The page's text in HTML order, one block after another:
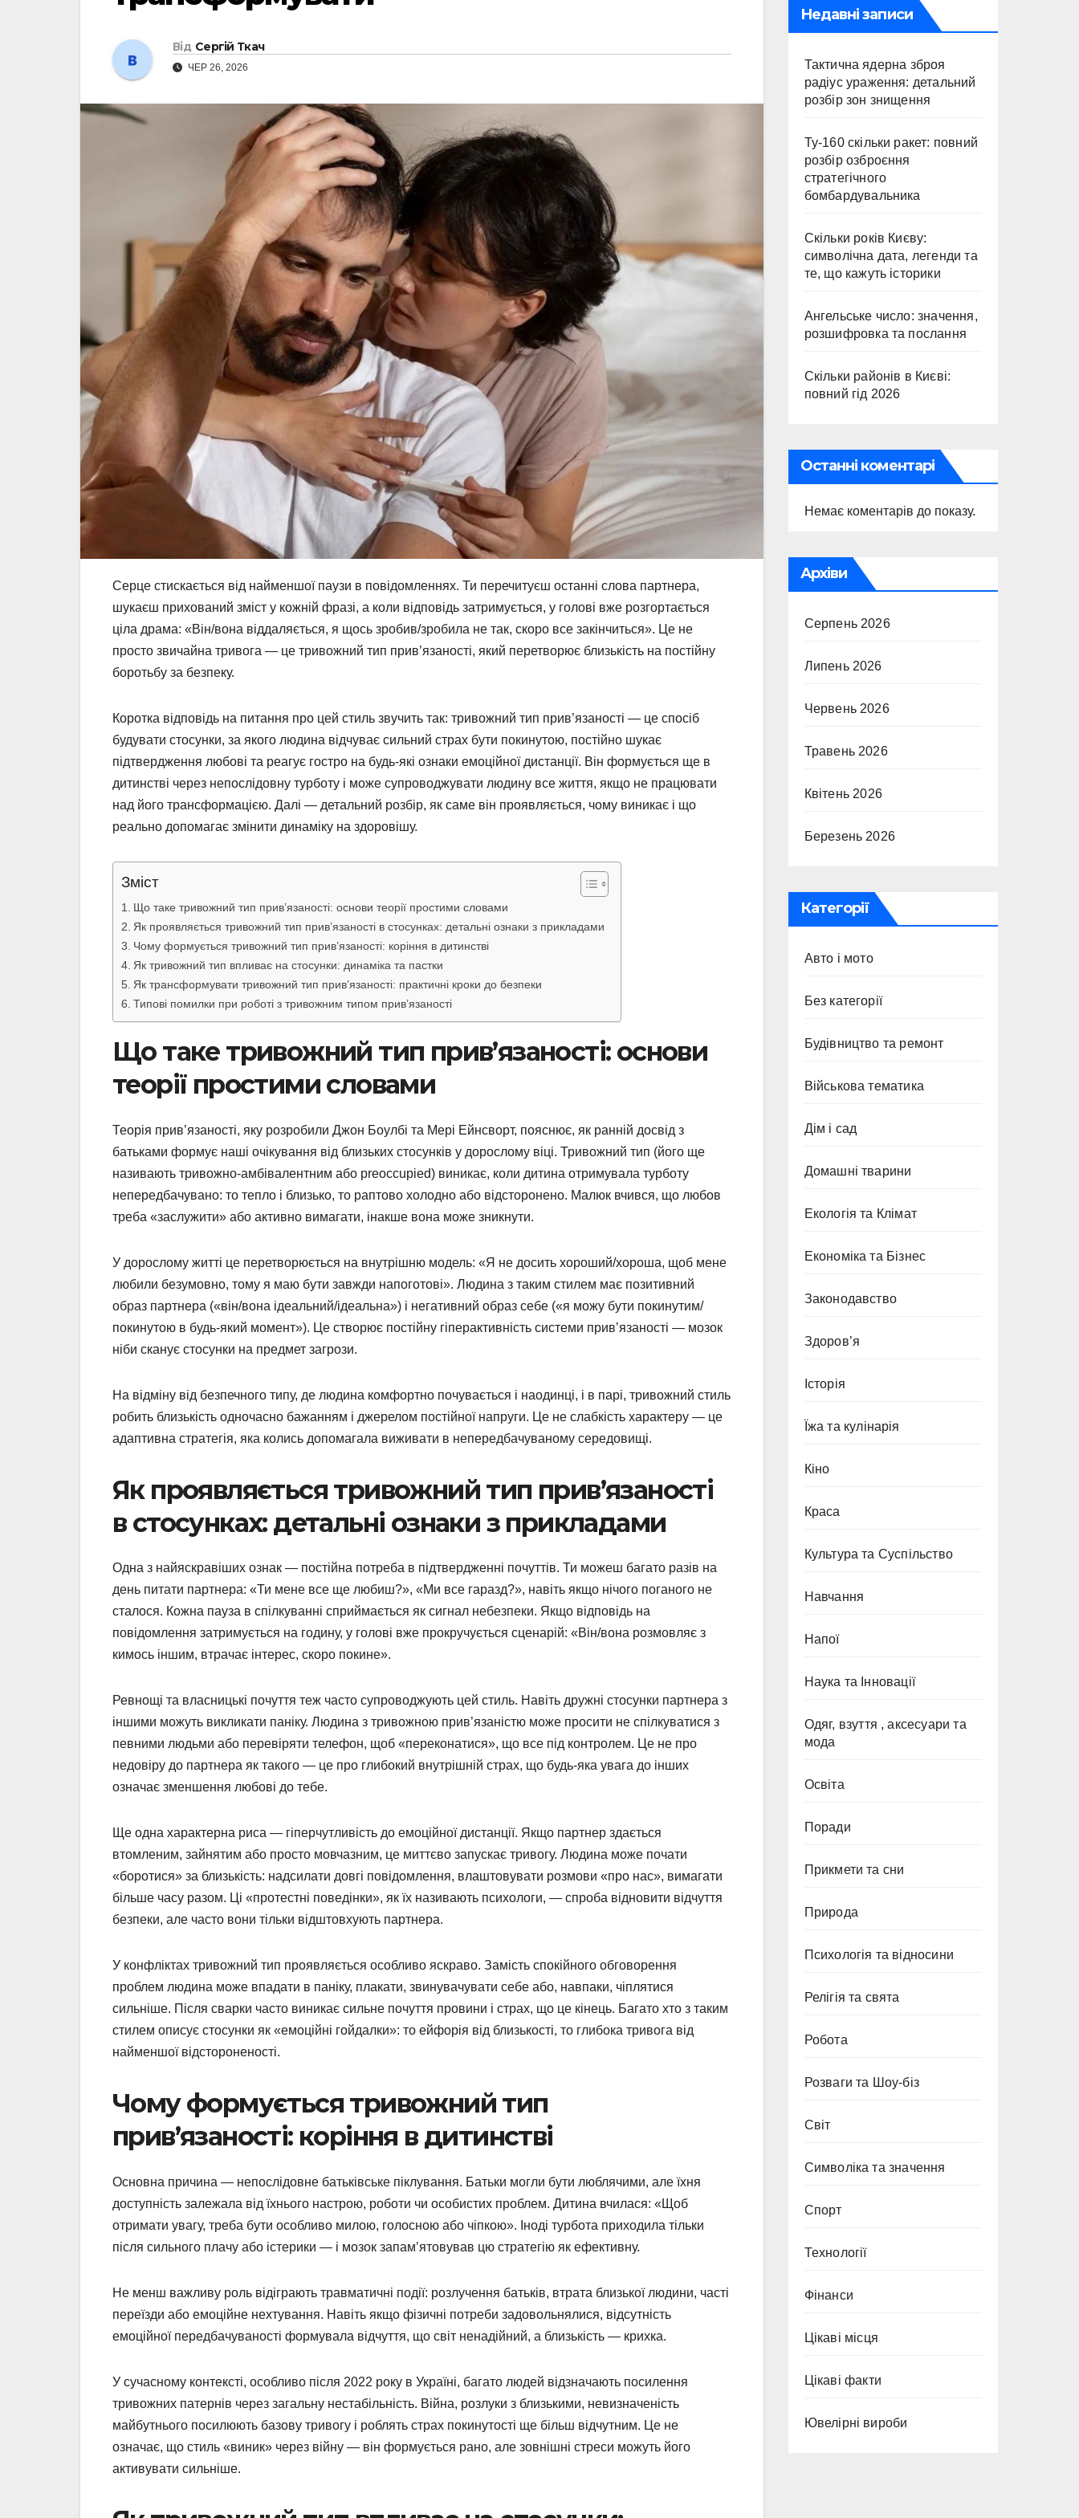
Від Сергій Ткач
ЧЕР 26, 2026
Серце стискається від найменшої паузи в повідомленнях. Ти перечитуєш останні слова партнера,
шукаєш прихований зміст у кожній фразі, а коли відповідь затримується, у голові вже розгортається
ціла драма: «Він/вона віддаляється, я щось зробив/зробила не так, скоро все закінчиться». Це не
просто звичайна тривога — це тривожний тип прив’язаності, який перетворює близькість на постійну
боротьбу за безпеку.
Коротка відповідь на питання про цей стиль звучить так: тривожний тип прив’язаності — це спосіб
будувати стосунки, за якого людина відчуває сильний страх бути покинутою, постійно шукає
підтвердження любові та реагує гостро на будь-які ознаки емоційної дистанції. Він формується ще в
дитинстві через непослідовну турботу і може супроводжувати людину все життя, якщо не працювати
над його трансформацією. Далі — детальний розбір, як саме він проявляється, чому виникає і що
реально допомагає змінити динаміку на здоровішу.
Зміст
Що таке тривожний тип прив’язаності: основи теорії простими словами
Як проявляється тривожний тип прив’язаності в стосунках: детальні ознаки з прикладами
Чому формується тривожний тип прив’язаності: коріння в дитинстві
Як тривожний тип впливає на стосунки: динаміка та пастки
Як трансформувати тривожний тип прив’язаності: практичні кроки до безпеки
Типові помилки при роботі з тривожним типом прив’язаності
Що таке тривожний тип прив’язаності: основи
теорії простими словами
Теорія прив’язаності, яку розробили Джон Боулбі та Мері Ейнсворт, пояснює, як ранній досвід з
батьками формує наші очікування від близьких стосунків у дорослому віці. Тривожний тип (його ще
називають тривожно-амбівалентним або preoccupied) виникає, коли дитина отримувала турботу
непередбачувано: то тепло і близько, то раптово холодно або відсторонено. Малюк вчився, що любов
треба «заслужити» або активно вимагати, інакше вона може зникнути.
У дорослому житті це перетворюється на внутрішню модель: «Я не досить хороший/хороша, щоб мене
любили безумовно, тому я маю бути завжди напоготові». Людина з таким стилем має позитивний
образ партнера («він/вона ідеальний/ідеальна») і негативний образ себе («я можу бути покинутим/
покинутою в будь-який момент»). Це створює постійну гіперактивність системи прив’язаності — мозок
ніби сканує стосунки на предмет загрози.
На відміну від безпечного типу, де людина комфортно почувається і наодинці, і в парі, тривожний стиль
робить близькість одночасно бажанням і джерелом постійної напруги. Це не слабкість характеру — це
адаптивна стратегія, яка колись допомагала виживати в непередбачуваному середовищі.
Як проявляється тривожний тип прив’язаності
в стосунках: детальні ознаки з прикладами
Одна з найяскравіших ознак — постійна потреба в підтвердженні почуттів. Ти можеш багато разів на
день питати партнера: «Ти мене все ще любиш?», «Ми все гаразд?», навіть якщо нічого поганого не
сталося. Кожна пауза в спілкуванні сприймається як сигнал небезпеки. Якщо відповідь на
повідомлення затримується на годину, у голові вже прокручується сценарій: «Він/вона розмовляє з
кимось іншим, втрачає інтерес, скоро покине».
Ревнощі та власницькі почуття теж часто супроводжують цей стиль. Навіть дружні стосунки партнера з
іншими можуть викликати паніку. Людина з тривожною прив’язаністю може просити не спілкуватися з
певними людьми або перевіряти телефон, щоб «переконатися», що все під контролем. Це не про
недовіру до партнера як такого — це про глибокий внутрішній страх, що будь-яка увага до інших
означає зменшення любові до тебе.
Ще одна характерна риса — гіперчутливість до емоційної дистанції. Якщо партнер здається
втомленим, зайнятим або просто мовчазним, це миттєво запускає тривогу. Людина може почати
«боротися» за близькість: надсилати довгі повідомлення, влаштовувати розмови «про нас», вимагати
більше часу разом. Ці «протестні поведінки», як їх називають психологи, — спроба відновити відчуття
безпеки, але часто вони тільки відштовхують партнера.
У конфліктах тривожний тип проявляється особливо яскраво. Замість спокійного обговорення
проблем людина може впадати в паніку, плакати, звинувачувати себе або, навпаки, чіплятися
сильніше. Після сварки часто виникає сильне почуття провини і страх, що це кінець. Багато хто з таким
стилем описує стосунки як «емоційні гойдалки»: то ейфорія від близькості, то глибока тривога від
найменшої відстороненості.
Чому формується тривожний тип
прив’язаності: коріння в дитинстві
Основна причина — непослідовне батьківське піклування. Батьки могли бути люблячими, але їхня
доступність залежала від їхнього настрою, роботи чи особистих проблем. Дитина вчилася: «Щоб
отримати увагу, треба бути особливо милою, голосною або чіпкою». Іноді турбота приходила тільки
після сильного плачу або істерики — і мозок запам’ятовував цю стратегію як ефективну.
Не менш важливу роль відіграють травматичні події: розлучення батьків, втрата близької людини, часті
переїзди або емоційне нехтування. Навіть якщо фізичні потреби задовольнялися, відсутність
емоційної передбачуваності формувала відчуття, що світ ненадійний, а близькість — крихка.
У сучасному контексті, особливо після 2022 року в Україні, багато людей відзначають посилення
тривожних патернів через загальну нестабільність. Війна, розлуки з близькими, невизначеність
майбутнього посилюють базову тривогу і роблять страх покинутості ще більш відчутним. Це не
означає, що стиль «виник» через війну — він формується рано, але зовнішні стреси можуть його
активувати сильніше.
Недавні записи
Тактична ядерна зброя
радіус ураження: детальний
розбір зон знищення
Ту-160 скільки ракет: повний
розбір озброєння
стратегічного
бомбардувальника
Скільки років Києву:
символічна дата, легенди та
те, що кажуть історики
Ангельське число: значення,
розшифровка та послання
Скільки районів в Києві:
повний гід 2026
Останні коментарі
Немає коментарів до показу.
Архіви
Серпень 2026
Липень 2026
Червень 2026
Травень 2026
Квітень 2026
Березень 2026
Категорії
Авто і мото
Без категорії
Будівництво та ремонт
Військова тематика
Дім і сад
Домашні тварини
Екологія та Клімат
Економіка та Бізнес
Законодавство
Здоров’я
Історія
Їжа та кулінарія
Кіно
Краса
Культура та Суспільство
Навчання
Напої
Наука та Інновації
Одяг, взуття , аксесуари та
мода
Освіта
Поради
Прикмети та сни
Природа
Психологія та відносини
Релігія та свята
Робота
Розваги та Шоу-біз
Світ
Символіка та значення
Спорт
Технології
Фінанси
Цікаві місця
Цікаві факти
Ювелірні вироби